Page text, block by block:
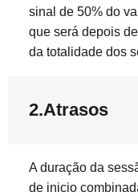
sinal de 50% do
que será depois
da totalidade dos
2.Atrasos
A duração da
de inicio